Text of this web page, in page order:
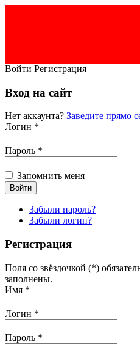
Войти Регистрация
Вход на сайт
Нет аккаунта? Заведите прямо
Логин *
Пароль *
Запомнить меня
Забыли пароль?
Забыли логин?
Регистрация
Поля со звёздочкой (*)
заполнены.
Имя *
Логин *
Пароль *